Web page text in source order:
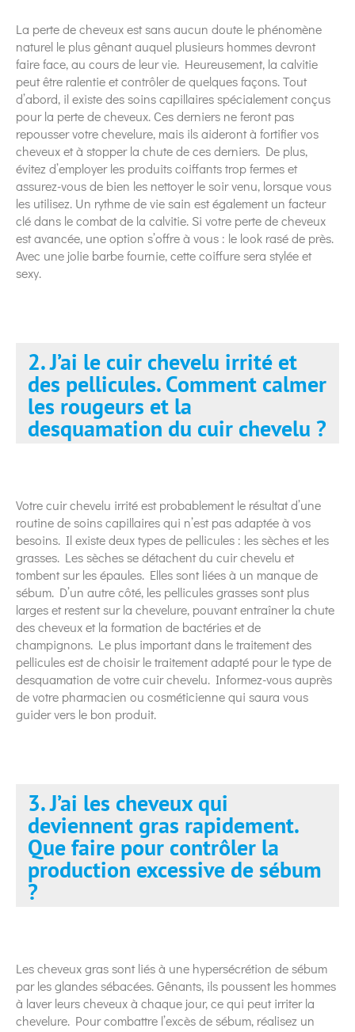
La perte de cheveux est sans aucun doute le phénomène
naturel le plus gênant auquel plusieurs hommes devront
faire face, au cours de leur vie. Heureusement, la calvitie
peut être ralentie et contrôler de quelques façons. Tout
d’abord, il existe des soins capillaires spécialement conçus
pour la perte de cheveux. Ces derniers ne feront pas
repousser votre chevelure, mais ils aideront à fortifier vos
cheveux et à stopper la chute de ces derniers. De plus,
évitez d’employer les produits coiffants trop fermes et
assurez-vous de bien les nettoyer le soir venu, lorsque vous
les utilisez. Un rythme de vie sain est également un facteur
clé dans le combat de la calvitie. Si votre perte de cheveux
est avancée, une option s’offre à vous : le look rasé de près.
Avec une jolie barbe fournie, cette coiffure sera stylée et
sexy.
2. J’ai le cuir chevelu irrité et
des pellicules. Comment calmer
les rougeurs et la
desquamation du cuir chevelu ?
Votre cuir chevelu irrité est probablement le résultat d’une
routine de soins capillaires qui n’est pas adaptée à vos
besoins. Il existe deux types de pellicules : les sèches et les
grasses. Les sèches se détachent du cuir chevelu et
tombent sur les épaules. Elles sont liées à un manque de
sébum. D’un autre côté, les pellicules grasses sont plus
larges et restent sur la chevelure, pouvant entraîner la chute
des cheveux et la formation de bactéries et de
champignons. Le plus important dans le traitement des
pellicules est de choisir le traitement adapté pour le type de
desquamation de votre cuir chevelu. Informez-vous auprès
de votre pharmacien ou cosméticienne qui saura vous
guider vers le bon produit.
3. J’ai les cheveux qui
deviennent gras rapidement.
Que faire pour contrôler la
production excessive de sébum
?
Les cheveux gras sont liés à une hypersécrétion de sébum
par les glandes sébacées. Gênants, ils poussent les hommes
à laver leurs cheveux à chaque jour, ce qui peut irriter la
chevelure. Pour combattre l’excès de sébum, réalisez un